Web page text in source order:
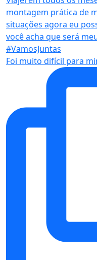
Foi muito difícil para